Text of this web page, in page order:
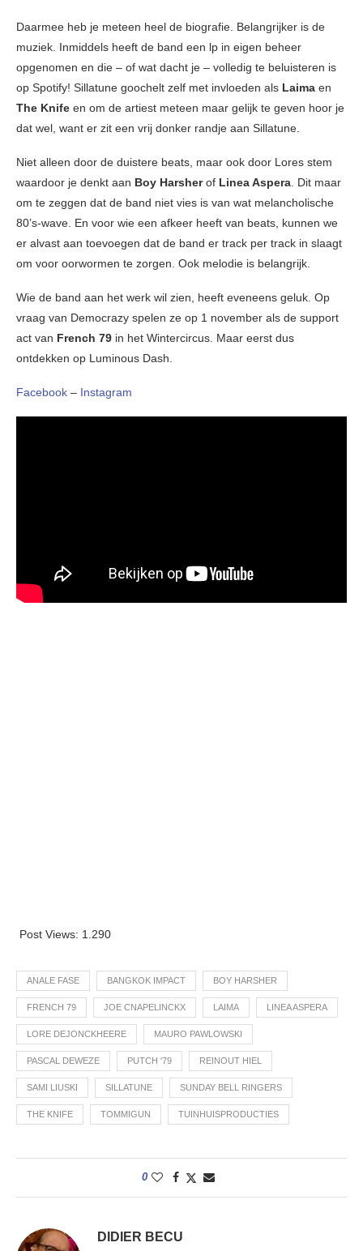
Daarmee heb je meteen heel de biografie. Belangrijker is de
muziek. Inmiddels heeft de band een lp in eigen beheer
opgenomen en die – of wat dacht je – volledig te beluisteren is
op Spotify! Sillatune goochelt zelf met invloeden als Laima en
The Knife en om de artiest meteen maar gelijk te geven hoor je
dat wel, want er zit een vrij donker randje aan Sillatune.
Niet alleen door de duistere beats, maar ook door Lores stem
waardoor je denkt aan Boy Harsherof Linea Aspera. Dit maar
om te zeggen dat de band niet vies is van wat melancholische
80’s-wave. En voor wie een afkeer heeft van beats, kunnen we
er alvast aan toevoegen dat de band er track per track in slaagt
om voor oorwormen te zorgen. Ook melodie is belangrijk.
Wie de band aan het werk wil zien, heeft eveneens geluk. Op
vraag van Democrazy spelen ze op 1 november als de support
act van French 79 in het Wintercircus. Maar eerst dus
ontdekken op Luminous Dash.
Facebook – Instagram
Post Views: 1.290
ANALE FASE BANGKOK IMPACT BOY HARSHER
FRENCH 79 JOE CNAPELINCKX LAIMA LINEA ASPERA
LORE DEJONCKHEERE MAURO PAWLOWSKI
PASCAL DEWEZE PUTCH '79 REINOUT HIEL
SAMI LIUSKI SILLATUNE SUNDAY BELL RINGERS
THE KNIFE TOMMIGUN TUINHUISPRODUCTIES
0
DIDIER BECU